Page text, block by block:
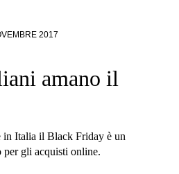
2017
amano il
in Italia il Black Friday è un
per gli acquisti online.